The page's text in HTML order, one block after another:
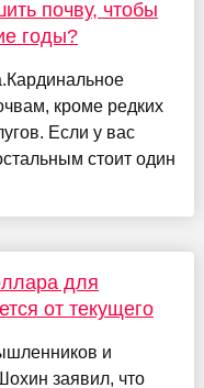
почву, чтобы
годы?
кроме редких
Если у вас
стоит один
для
от текущего
и
заявил, что